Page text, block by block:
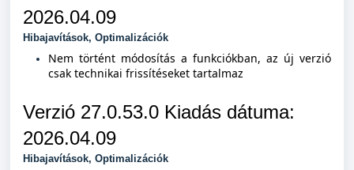
2026.04.09
Hibajavítások, Optimalizációk
Nem történt módosítás a funkciókban, az új verzió
csak technikai frissítéseket tartalmaz
Verzió 27.0.53.0 Kiadás dátuma:
2026.04.09
Hibajavítások, Optimalizációk